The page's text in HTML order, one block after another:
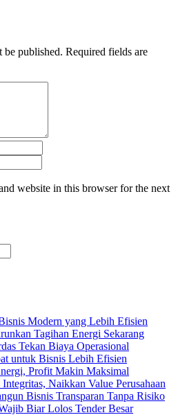
be published. Required fields are
website in this browser for the next
Modern yang Lebih Efisien
Tagihan Energi Sekarang
Tekan Biaya Operasional
untuk Bisnis Lebih Efisien
Profit Makin Maksimal
Naikkan Value Perusahaan
Bisnis Transparan Tanpa Risiko
Biar Lolos Tender Besar